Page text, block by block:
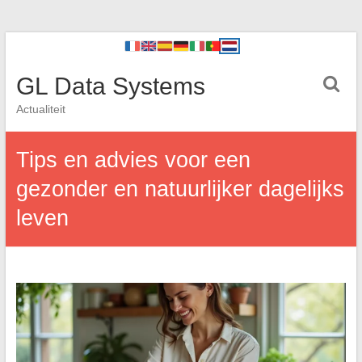
GL Data Systems
Actualiteit
Tips en advies voor een
gezonder en natuurlijker dagelijks
leven